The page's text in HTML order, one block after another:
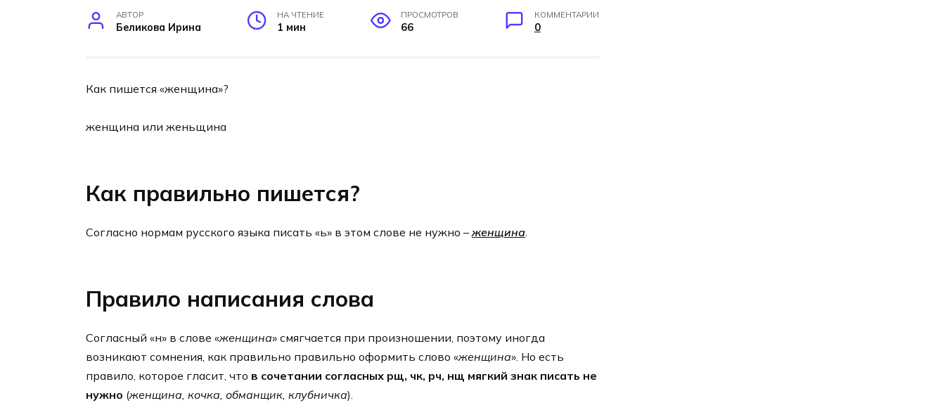
АВТОР
Беликова Ирина
НА ЧТЕНИЕ
1 мин
ПРОСМОТРОВ
66
КОММЕНТАРИИ
0
Как пишется «женщина»?
женщина или женьщина
Как правильно пишется?
Согласно нормам русского языка писать «ь» в этом слове не нужно –женщина.
Правило написания слова
Согласный «н» в слове «женщина» смягчается при произношении, поэтому иногда
возникают сомнения, как правильно правильно оформить слово «женщина». Но есть
правило, которое гласит, что в сочетании согласных рщ, чк, рч, нщ мягкий знак писать не
нужно (женщина, кочка, обманщик, клубничка).